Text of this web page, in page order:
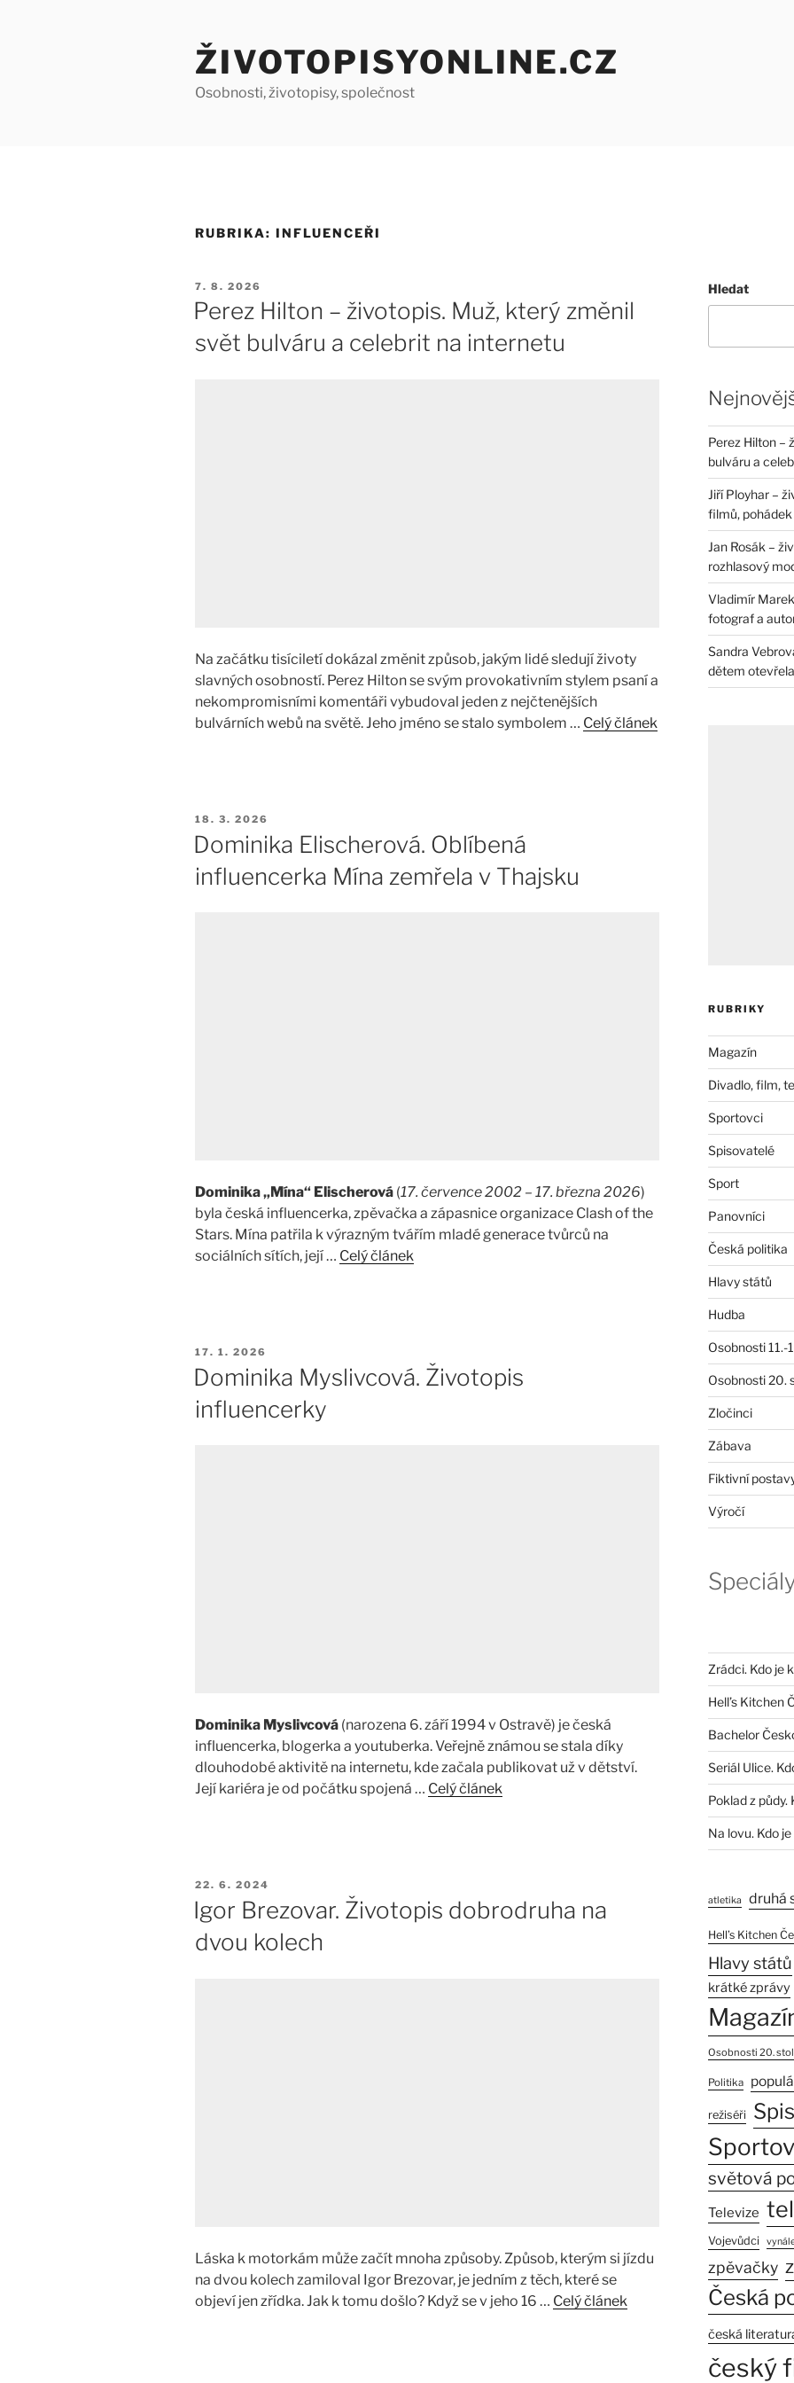
ŽIVOTOPISYONLINE.CZ
Osobnosti, životopisy, společnost
RUBRIKA: INFLUENCEŘI
PUBLIKOVÁNO
7. 8. 2026
Perez Hilton – životopis. Muž, který změnil
svět bulváru a celebrit na internetu
Na začátku tisíciletí dokázal změnit způsob, jakým lidé sledují životy
slavných osobností. Perez Hilton se svým provokativním stylem psaní a
nekompromisními komentáři vybudoval jeden z nejčtenějších
bulvárních webů na světě. Jeho jméno se stalo symbolem … Celý článek
PUBLIKOVÁNO
18. 3. 2026
Dominika Elischerová. Oblíbená
influencerka Mína zemřela v Thajsku
Dominika „Mína“ Elischerová (17. července 2002 – 17. března 2026)
byla česká influencerka, zpěvačka a zápasnice organizace Clash of the
Stars. Mína patřila k výrazným tvářím mladé generace tvůrců na
sociálních sítích, její … Celý článek
PUBLIKOVÁNO
17. 1. 2026
Dominika Myslivcová. Životopis
influencerky
Dominika Myslivcová (narozena 6. září 1994 v Ostravě) je česká
influencerka, blogerka a youtuberka. Veřejně známou se stala díky
dlouhodobé aktivitě na internetu, kde začala publikovat už v dětství.
Její kariéra je od počátku spojená … Celý článek
PUBLIKOVÁNO
22. 6. 2024
Igor Brezovar. Životopis dobrodruha na
dvou kolech
Láska k motorkám může začít mnoha způsoby. Způsob, kterým si jízdu
na dvou kolech zamiloval Igor Brezovar, je jedním z těch, které se
objeví jen zřídka. Jak k tomu došlo? Když se v jeho 16 … Celý článek
Hledat
Perez Hilton –
bulváru a
Jiří Ployhar –
filmů, pohádek
Jan Rosák –
rozhlasový
Vladimír
fotograf a
Sandra
dětem
RUBRIKY
Magazín
Divadlo, film,
Sportovci
Spisovatelé
Sport
Panovníci
Česká politika
Hlavy států
Hudba
Osobnosti 11.-
Osobnosti 20.
Zločinci
Zábava
Fiktivní
Výročí
Zrádci. Kdo je
Hell’s Kitchen
Bachelor
Seriál Ulice.
Poklad z půdy.
Na lovu. Kdo
atletika druhá
Hell’s Kitchen
Hlavy států
krátké zprávy
Osobnosti 20.
Politika
režiséři
světová
Televize
Vojevůdci
zpěvačky
Česká
česká
český